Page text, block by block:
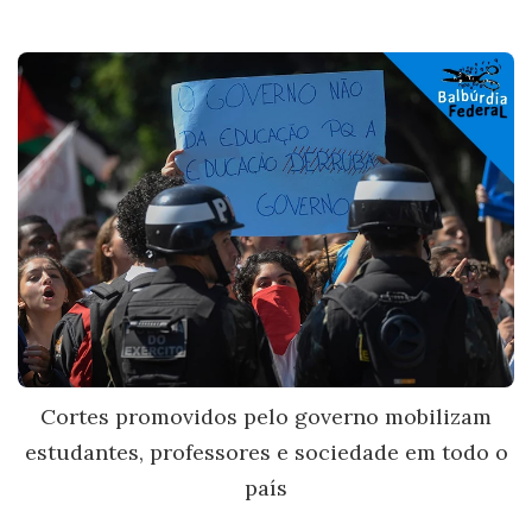
Cortes promovidos pelo governo mobilizam
estudantes, professores e sociedade em todo o
país